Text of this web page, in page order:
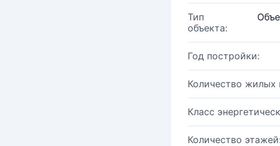
Тип
объекта:
Год постройки:
Количество
Класс
Количество этажей: